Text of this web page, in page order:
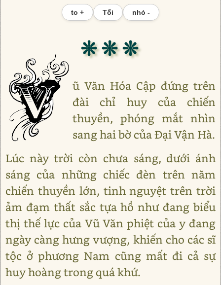
to + Tối nhỏ -
❊ ❊ ❊
ũ Văn Hóa Cập đứng trên
đài chỉ huy của chiến
thuyền, phóng mắt nhìn
sang hai bờ của Đại Vận Hà.
Lúc này trời còn chưa sáng, dưới ánh
sáng của những chiếc đèn trên năm
chiến thuyền lớn, tinh nguyệt trên trời
ảm đạm thất sắc tựa hồ như đang biểu
thị thế lực của Vũ Văn phiệt của y đang
ngày càng hưng vượng, khiến cho các sĩ
tộc ở phương Nam cũng mất đi cả sự
huy hoàng trong quá khứ.